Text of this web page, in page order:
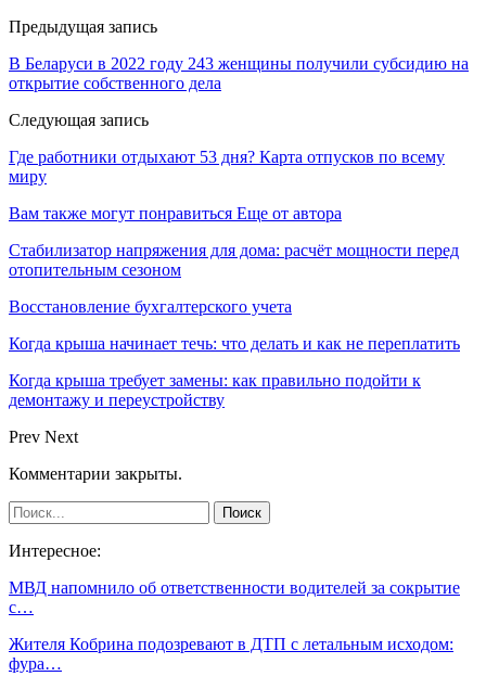
Предыдущая запись
В Беларуси в 2022 году 243 женщины получили субсидию на
открытие собственного дела
Следующая запись
Где работники отдыхают 53 дня? Карта отпусков по всему
миру
Вам также могут понравиться Еще от автора
Стабилизатор напряжения для дома: расчёт мощности перед
отопительным сезоном
Восстановление бухгалтерского учета
Когда крыша начинает течь: что делать и как не переплатить
Когда крыша требует замены: как правильно подойти к
демонтажу и переустройству
Prev Next
Комментарии закрыты.
Интересное:
МВД напомнило об ответственности водителей за сокрытие
с…
Жителя Кобрина подозревают в ДТП с летальным исходом:
фура…